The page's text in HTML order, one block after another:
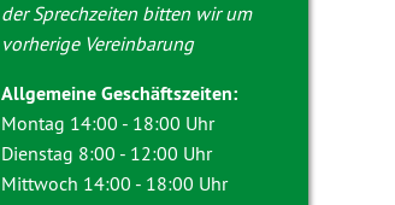
der Sprechzeiten bitten wir um
vorherige Vereinbarung
Allgemeine Geschäftszeiten:
Montag 14:00 - 18:00 Uhr
Dienstag 8:00 - 12:00 Uhr
Mittwoch 14:00 - 18:00 Uhr